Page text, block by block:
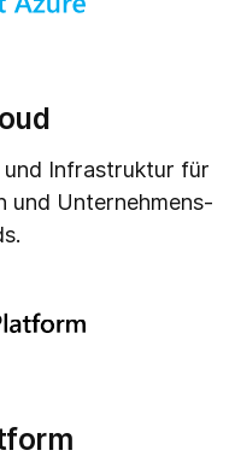
Infrastruktur für
und Unternehmens-